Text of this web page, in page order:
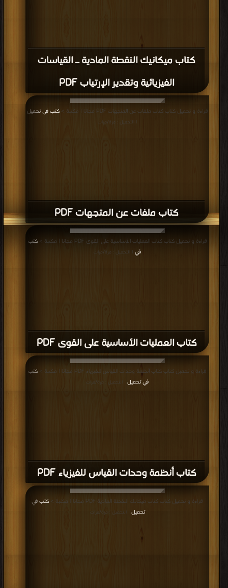
كتاب ميكانيك النقطة المادية ـ القياسات
الفيزيائية وتقدير الإرتياب PDF
كتاب ملفات عن المتجهات PDF
قراءة و تحميل كتاب كتاب ملفات عن المتجهات PDF مجانا | مكتبة > كتب في تحميل
| التحميل : مرة/مرات
كتاب العمليات الأساسية على القوى PDF
قراءة و تحميل كتاب كتاب العمليات الأساسية على القوى PDF مجانا | مكتبة >
كتب
في
| التحميل : مرة/مرات
كتاب أنظمة وحدات القياس للفيزياء PDF
قراءة و تحميل كتاب كتاب أنظمة وحدات القياس للفيزياء PDF مجانا | مكتبة >
كتب
في تحميل
| التحميل : مرة/مرات
قراءة و تحميل كتاب كتاب ميكانك النقطة المادية PDF مجانا | مكتبة >
كتب في
تحميل
| التحميل : مرة/مرات